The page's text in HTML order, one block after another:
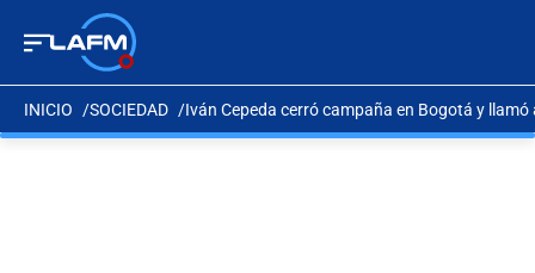
INICIO SOCIEDAD Iván Cepeda cerró campaña en Bogotá y